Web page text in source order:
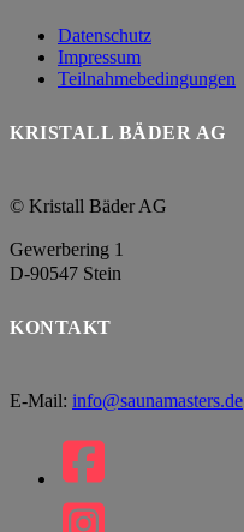
Datenschutz
Impressum
Teilnahmebedingungen
KRISTALL BÄDER AG
© Kristall Bäder AG
Gewerbering 1
D-90547 Stein
KONTAKT
E-Mail: info@saunamasters.de